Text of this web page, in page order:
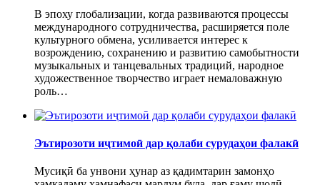
В эпоху глобализации, когда развиваются процессы
международного сотрудничества, расширяется поле
культурного обмена, усиливается интерес к
возрождению, сохранению и развитию самобытности
музыкальных и танцевальных традиций, народное
художественное творчество играет немаловажную
роль…
Эътирозоти иҷтимоӣ дар қолаби сурудаҳои фалакӣ
Мусиқӣ ба унвони ҳунар аз қадимтарин замонҳо